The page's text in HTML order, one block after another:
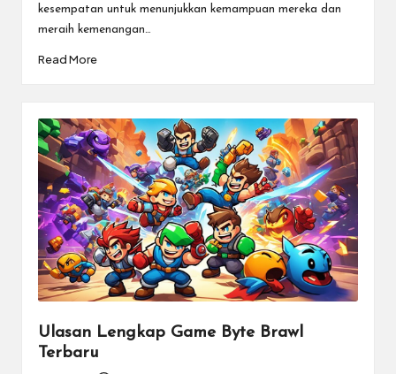
kesempatan untuk menunjukkan kemampuan mereka dan
meraih kemenangan…
Read More
Ulasan Lengkap Game Byte Brawl
Terbaru